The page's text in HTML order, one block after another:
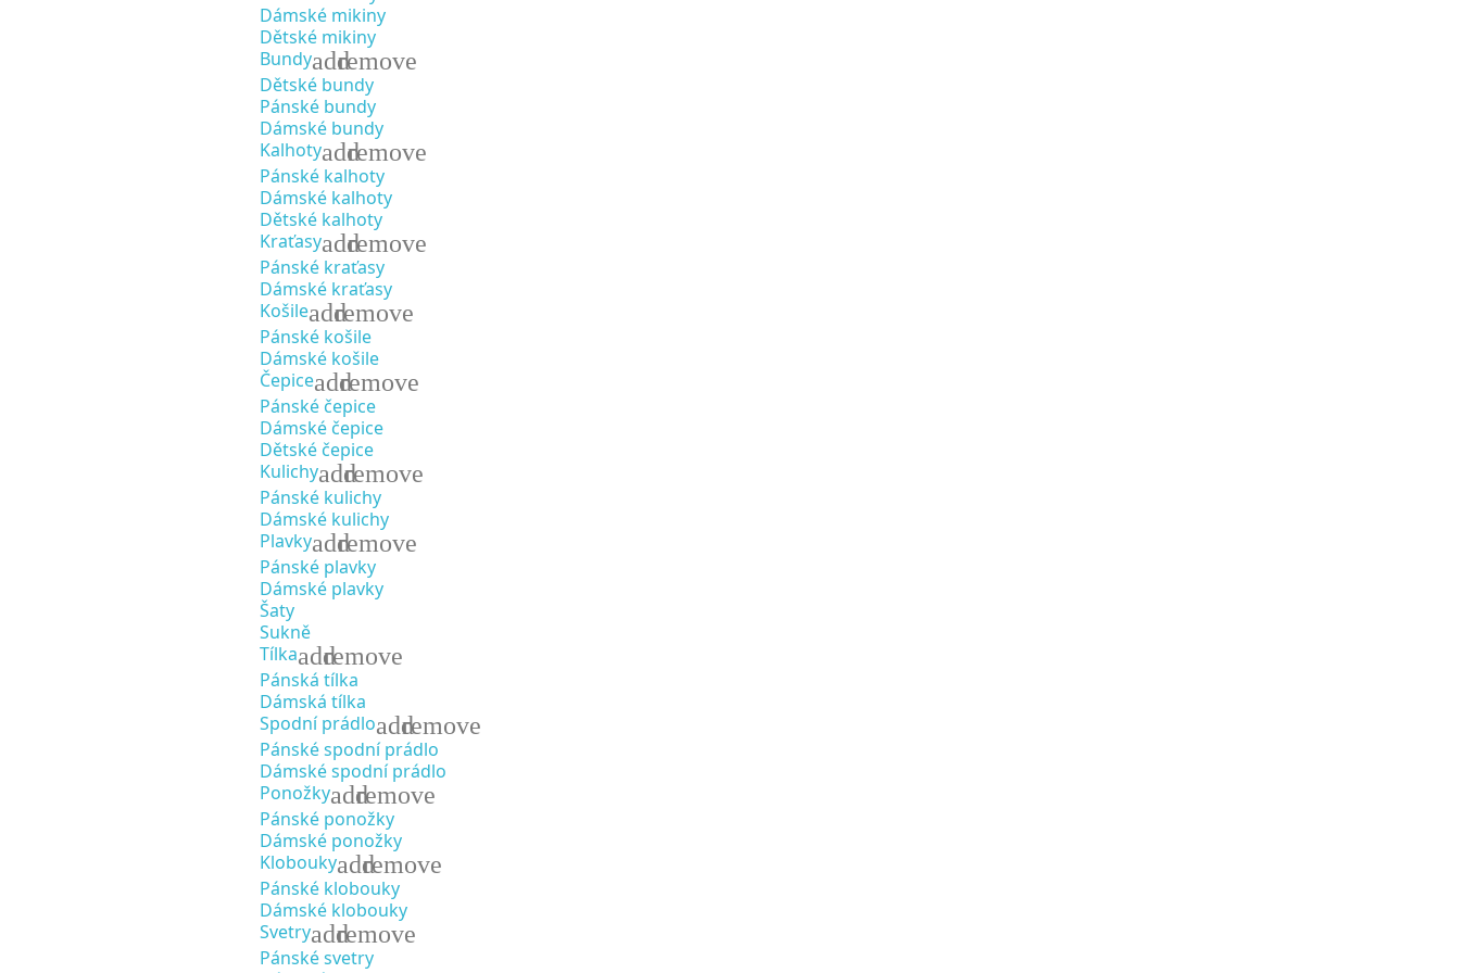
Dámské mikiny
Dětské mikiny
Bundyaddremove
Dětské bundy
Pánské bundy
Dámské bundy
Kalhotyaddremove
Pánské kalhoty
Dámské kalhoty
Dětské kalhoty
Kraťasyaddremove
Pánské kraťasy
Dámské kraťasy
Košileaddremove
Pánské košile
Dámské košile
Čepiceaddremove
Pánské čepice
Dámské čepice
Dětské čepice
Kulichyaddremove
Pánské kulichy
Dámské kulichy
Plavkyaddremove
Pánské plavky
Dámské plavky
Šaty
Sukně
Tílkaaddremove
Pánská tílka
Dámská tílka
Spodní prádloaddremove
Pánské spodní prádlo
Dámské spodní prádlo
Ponožkyaddremove
Pánské ponožky
Dámské ponožky
Kloboukyaddremove
Pánské klobouky
Dámské klobouky
Svetryaddremove
Pánské svetry